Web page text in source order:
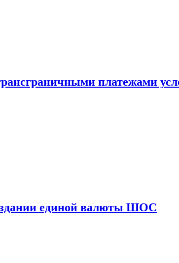
платежами
единой валюты ШОС